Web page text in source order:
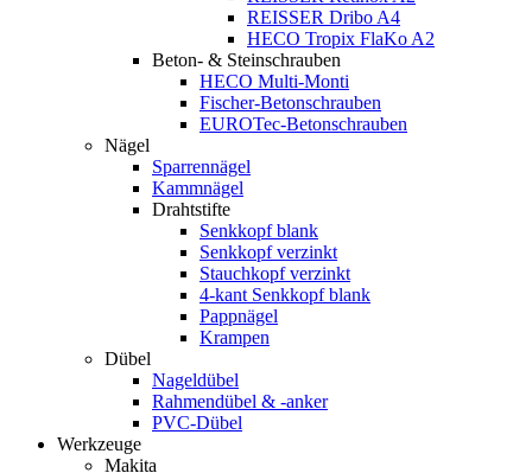
REISSER Dribo A4
HECO Tropix FlaKo A2
Beton- & Steinschrauben
HECO Multi-Monti
Fischer-Betonschrauben
EUROTec-Betonschrauben
Nägel
Sparrennägel
Kammnägel
Drahtstifte
Senkkopf blank
Senkkopf verzinkt
Stauchkopf verzinkt
4-kant Senkkopf blank
Pappnägel
Krampen
Dübel
Nageldübel
Rahmendübel & -anker
PVC-Dübel
Werkzeuge
Makita